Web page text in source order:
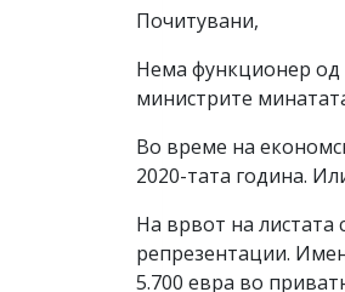
Почитувани,
Нема функционер од
министрите
Во време на
2020-тата година.
На врвот на листата
репрезентации.
5.700 евра во